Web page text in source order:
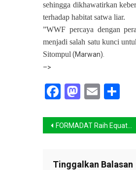
sehingga dikhawatirkan
terhadap habitat satwa liar.
”WWF percaya dengan
menjadi salah satu kunci
Sitompul (Marwan).
–>
Facebook
Email
Navigasi
FORMADAT Raih Equator Prize 2015
Tinggalkan Balasan